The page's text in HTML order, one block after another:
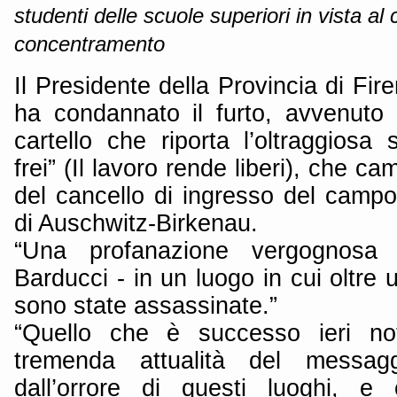
studenti delle scuole superiori in vista al
concentramento
Il Presidente della Provincia di
ha condannato il furto,
cartello che riporta l’oltraggiosa
frei” (Il lavoro rende liberi), che
del cancello di ingresso del
di Auschwitz-Birkenau.
“Una profanazione
Barducci - in un luogo in cui oltre
sono state assassinate.”
“Quello che è successo ieri
tremenda attualità del
dall’orrore di questi luoghi, e